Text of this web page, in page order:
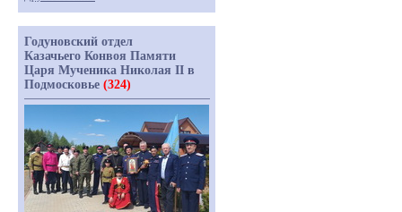
Годуновский отдел
Казачьего Конвоя Памяти
Царя Мученика Николая II в
Подмосковье (324)